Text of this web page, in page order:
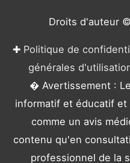
Droits d'auteur
✚ Politique de
générales
� Avertissement :
informatif et éducatif
comme un avis
contenu qu'en
professionnel de la